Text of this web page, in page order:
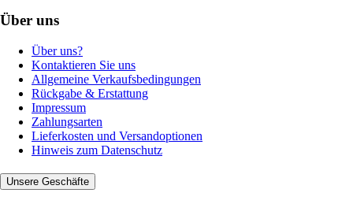
Über uns
Über uns?
Kontaktieren Sie uns
Allgemeine Verkaufsbedingungen
Rückgabe & Erstattung
Impressum
Zahlungsarten
Lieferkosten und Versandoptionen
Hinweis zum Datenschutz
Unsere Geschäfte